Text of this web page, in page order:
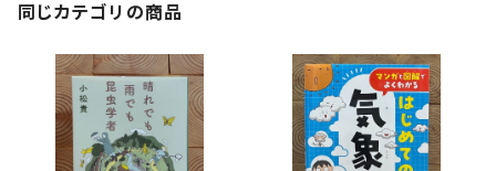
同じカテゴリの商品